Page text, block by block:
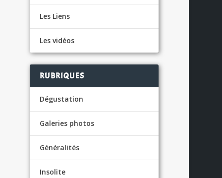
Les Liens
Les vidéos
RUBRIQUES
Dégustation
Galeries photos
Généralités
Insolite